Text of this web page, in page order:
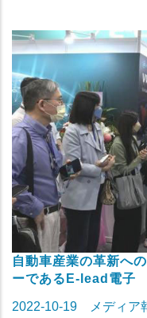
自動車産業の革新へ
ーであるE-lead電子
2022-10-19 メディア